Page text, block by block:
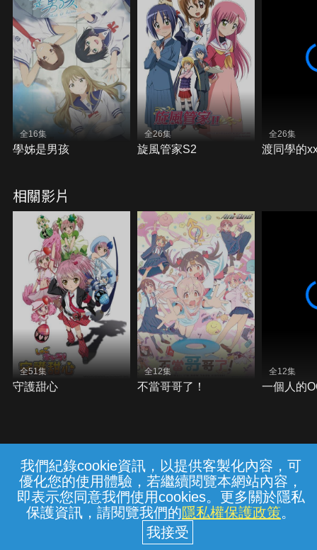
我們紀錄cookie資訊，以提供客製化內容，可
優化您的使用體驗，若繼續閱覽本網站內容，
即表示您同意我們使用cookies。更多關於隱私
保護資訊，請閱覽我們的隱私權保護政策。
全16集
學姊是男孩
全26集
旋風管家S2
全26集
渡同學的
相關影片
全51集
守護甜心
全12集
不當哥哥了！
全12集
一個人的
常見問題 線上客服 服務條款 隱私權保護
中華電信股份有限公司個人家庭分公司
(統一編號：96979949) © 2026
{{notifyMsg}}